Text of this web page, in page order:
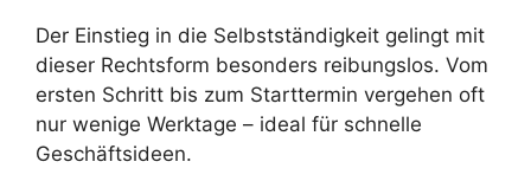
Der Einstieg in die Selbstständigkeit gelingt mit
dieser Rechtsform besonders reibungslos. Vom
ersten Schritt bis zum Starttermin vergehen oft
nur wenige Werktage – ideal für schnelle
Geschäftsideen.